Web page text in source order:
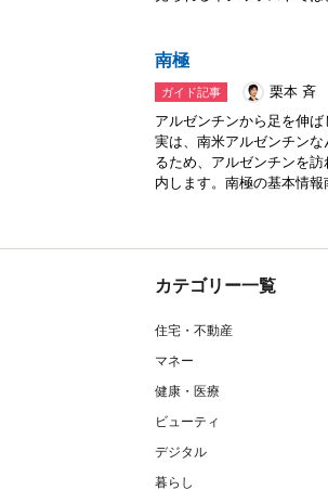
南極
ガイド記事
栗本 斉
アルゼンチンから足を伸
実は、南米アルゼンチン
るため、アルゼンチンを
内します。南極の基本情
カテゴリー一覧
住宅・不動産
マネー
健康・医療
ビューティ
デジタル
暮らし